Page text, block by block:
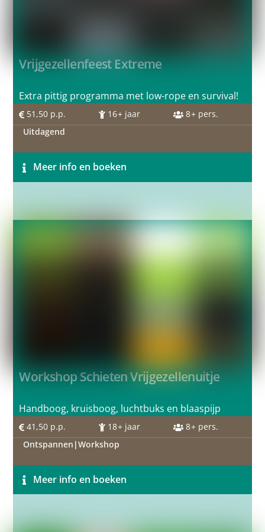
Vrijgezellenfeest Extreme
Extra pittig programma met low-rope en survival!
51,50 p.p. 16+ jaar 8+ pers.
Uitdagend
Meer info en boeken
Workshop Schieten Vrijgezellenuitje
Handboog, kruisboog, luchtbuks en blaaspijp
41,50 p.p. 18+ jaar 8+ pers.
Ontspannen |Workshop
Meer info en boeken